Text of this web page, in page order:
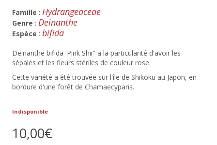
Famille : Hydrangeaceae
Genre : Deinanthe
Espèce : bifida
Deinanthe bifida 'Pink Shii" a la particularité d'avoir les
sépales et les fleurs stériles de couleur rose.
Cette variété a été trouvée sur l'île de Shikoku au Japon, en
bordure d'une forêt de Chamaecyparis.
Indisponible
10,00€